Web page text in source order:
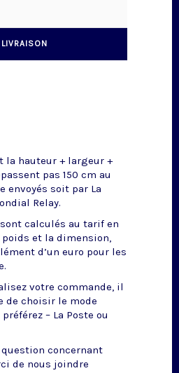
la hauteur + largeur +
pas 150 cm au
envoyés soit par La
Relay.
calculés au tarif en
et la dimension,
d’un euro pour les
votre commande, il
de choisir le mode
– La Poste ou
question concernant
de nous joindre